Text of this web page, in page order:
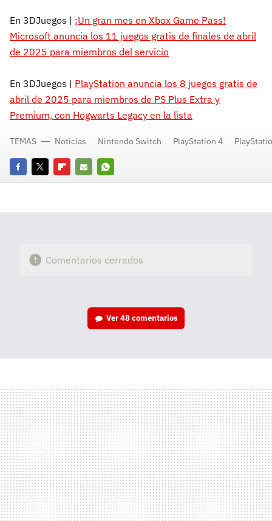
En 3DJuegos | ¡Un gran mes en Xbox Game Pass!
Microsoft anuncia los 11 juegos gratis de finales de abril
de 2025 para miembros del servicio
En 3DJuegos | PlayStation anuncia los 8 juegos gratis de
abril de 2025 para miembros de PS Plus Extra y
Premium, con Hogwarts Legacy en la lista
FacebookTwitterFlipboard
E-
Whatsapp
TEMAS Noticias Nintendo Switch PlayStation 4
Comentarios cerrados
Ver48 comentarios